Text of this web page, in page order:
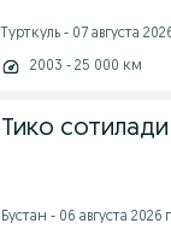
Турткуль - 07 августа
2003 - 25 000 км
Тико сотилади
Бустан - 06 августа 2026